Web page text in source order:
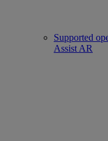
Supported
Assist AR